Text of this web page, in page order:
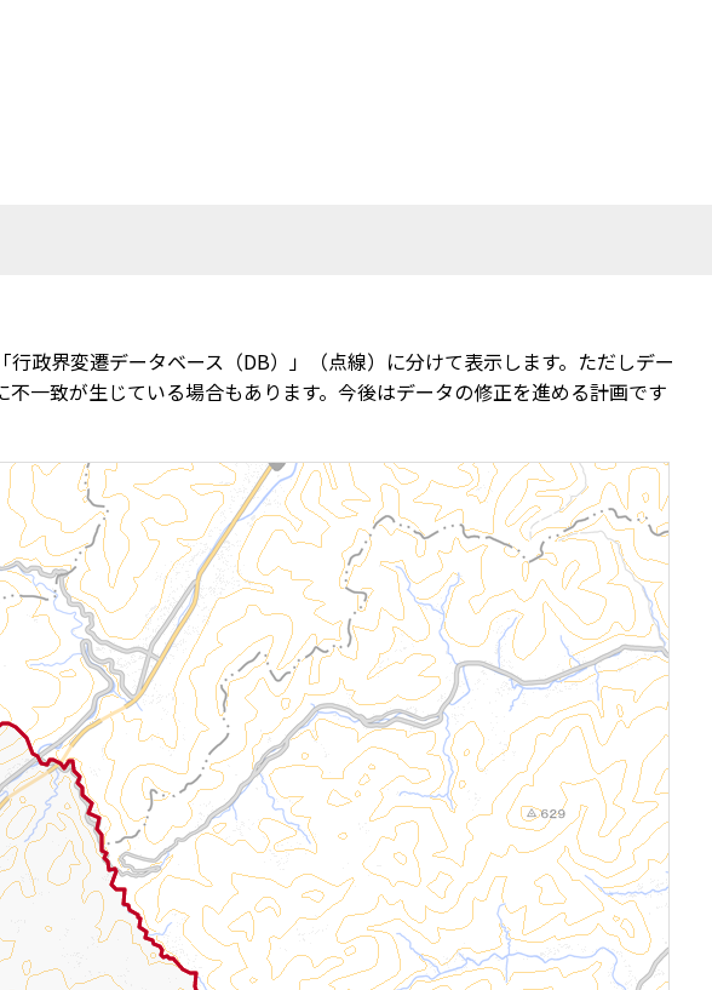
政界変遷データベース（DB）」（点線）に分けて表示します。ただしデー
一致が生じている場合もあります。今後はデータの修正を進める計画です